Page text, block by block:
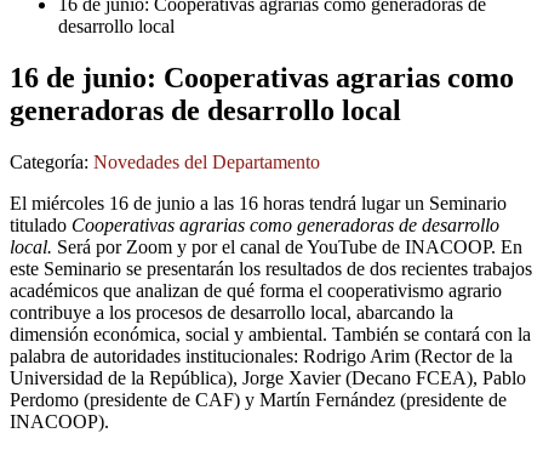
desarrollo local
16 de junio: Cooperativas agrarias como
generadoras de desarrollo local
Categoría: Novedades del Departamento
El miércoles 16 de junio a las 16 horas tendrá lugar un Seminario
titulado Cooperativas agrarias como generadoras de desarrollo
local. Será por Zoom y por el canal de YouTube de INACOOP. En
este Seminario se presentarán los resultados de dos recientes trabajos
académicos que analizan de qué forma el cooperativismo agrario
contribuye a los procesos de desarrollo local, abarcando la
dimensión económica, social y ambiental. También se contará con la
palabra de autoridades institucionales: Rodrigo Arim (Rector de la
Universidad de la República), Jorge Xavier (Decano FCEA), Pablo
Perdomo (presidente de CAF) y Martín Fernández (presidente de
INACOOP).